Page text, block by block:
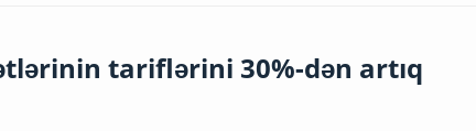
tariflərini 30%-dən artıq